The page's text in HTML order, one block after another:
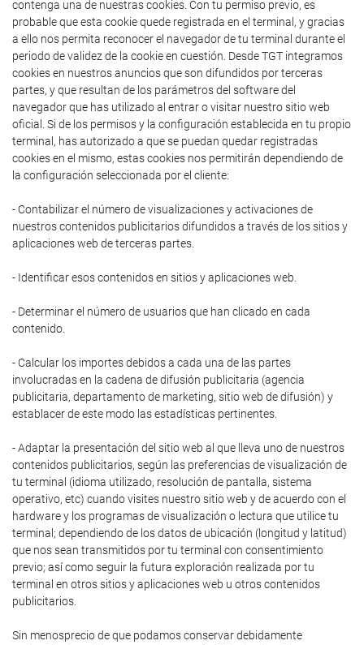
contenga una de nuestras cookies. Con tu permiso previo, es
probable que esta cookie quede registrada en el terminal, y gracias
a ello nos permita reconocer el navegador de tu terminal durante el
periodo de validez de la cookie en cuestión. Desde TGT integramos
cookies en nuestros anuncios que son difundidos por terceras
partes, y que resultan de los parámetros del software del
navegador que has utilizado al entrar o visitar nuestro sitio web
oficial. Si de los permisos y la configuración establecida en tu propio
terminal, has autorizado a que se puedan quedar registradas
cookies en el mismo, estas cookies nos permitirán dependiendo de
la configuración seleccionada por el cliente:
- Contabilizar el número de visualizaciones y activaciones de
nuestros contenidos publicitarios difundidos a través de los sitios y
aplicaciones web de terceras partes.
- Identificar esos contenidos en sitios y aplicaciones web.
- Determinar el número de usuarios que han clicado en cada
contenido.
- Calcular los importes debidos a cada una de las partes
involucradas en la cadena de difusión publicitaria (agencia
publicitaria, departamento de marketing, sitio web de difusión) y
establacer de este modo las estadísticas pertinentes.
- Adaptar la presentación del sitio web al que lleva uno de nuestros
contenidos publicitarios, según las preferencias de visualización de
tu terminal (idioma utilizado, resolución de pantalla, sistema
operativo, etc) cuando visites nuestro sitio web y de acuerdo con el
hardware y los programas de visualización o lectura que utilice tu
terminal; dependiendo de los datos de ubicación (longitud y latitud)
que nos sean transmitidos por tu terminal con consentimiento
previo; así como seguir la futura exploración realizada por tu
terminal en otros sitios y aplicaciones web u otros contenidos
publicitarios.
Sin menosprecio de que podamos conservar debidamente